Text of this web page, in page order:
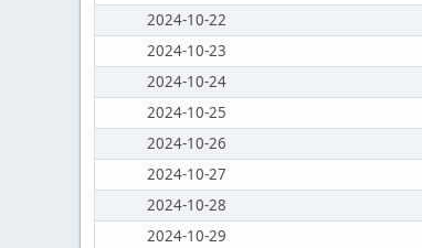
2024-10-22
2024-10-23
2024-10-24
2024-10-25
2024-10-26
2024-10-27
2024-10-28
2024-10-29